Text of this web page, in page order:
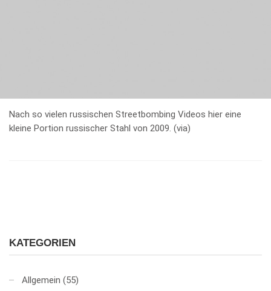
Nach so vielen russischen Streetbombing Videos hier eine
kleine Portion russischer Stahl von 2009. (via)
KATEGORIEN
Allgemein (55)